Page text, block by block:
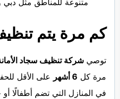
متنوعة للمناطق مثل دبي
كم مرة يتم
توصي شركة تنظيف سجاد
مرة كل 6 أشهر
على الأقل
في المنازل التي تضم أطفالًا